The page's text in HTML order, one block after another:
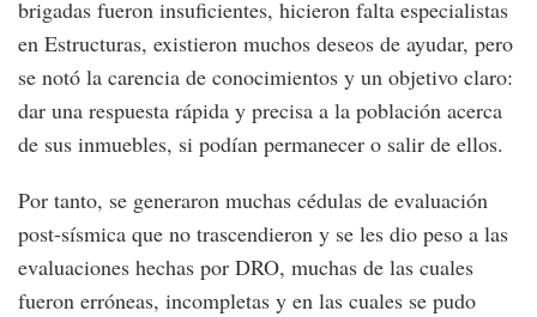
brigadas fueron insuficientes, hicieron falta especialistas
en Estructuras, existieron muchos deseos de ayudar, pero
se notó la carencia de conocimientos y un objetivo claro:
dar una respuesta rápida y precisa a la población acerca
de sus inmuebles, si podían permanecer o salir de ellos.
Por tanto, se generaron muchas cédulas de evaluación
post-sísmica que no trascendieron y se les dio peso a las
evaluaciones hechas por DRO, muchas de las cuales
fueron erróneas, incompletas y en las cuales se pudo